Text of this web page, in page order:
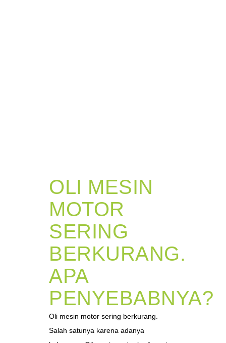
OLI MESIN
MOTOR
SERING
BERKURANG.
APA
PENYEBABNYA?
Oli mesin motor sering berkurang.
Salah satunya karena adanya